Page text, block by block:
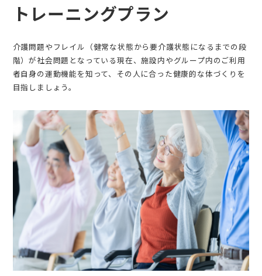
トレーニングプラン
介護問題やフレイル（健常な状態から要介護状態になるまでの段
階）が社会問題となっている現在、施設内やグループ内のご利用
者自身の運動機能を知って、その人に合った健康的な体づくりを
目指しましょう。